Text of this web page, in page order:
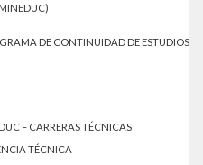
DE CONTINUIDAD DE ESTUDIOS
– CARRERAS TÉCNICAS
TÉCNICA